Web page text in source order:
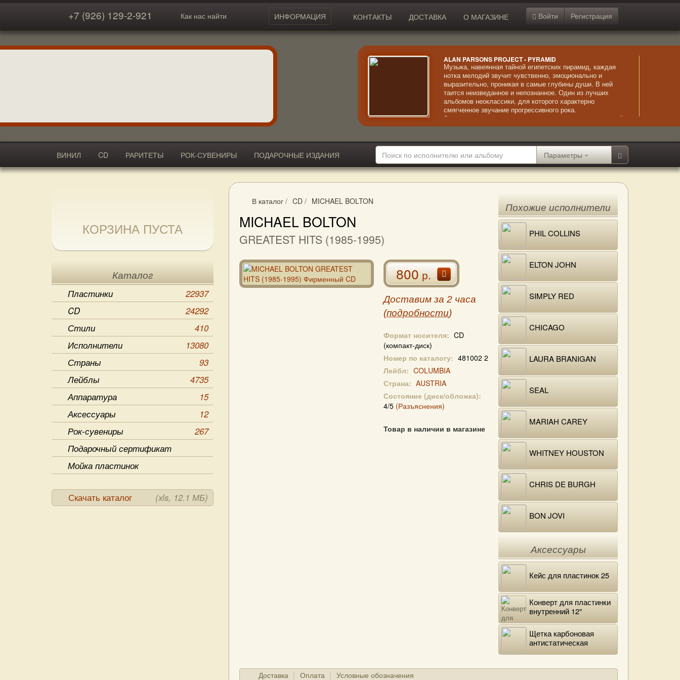
+7 (926) 129-2-921 Как нас найти ИНФОРМАЦИЯ КОНТАКТЫ ДОСТАВКА О МАГАЗИНЕ Войти Регистрация
ALAN PARSONS PROJECT - PYRAMID
Музыка, навеянная тайной египетских пирамид, каждая
нотка мелодий звучит чувственно, эмоционально и
выразительно, проникая в самые глубины души. В ней
таится неизведанное и непознанное. Один из лучших
альбомов неоклассики, для которого характерно
смягченное звучание прогрессивного рока.
Экстраординарное исполнение сочетается с невыразимой
красотой композиций и безупречно звучащим вокалом.
ВИНИЛ CD РАРИТЕТЫ РОК-СУВЕНИРЫ
ПОДАРОЧНЫЕ ИЗДАНИЯ
АКСЕССУАРЫ
Параметры
КОРЗИНА ПУСТА
Каталог
Пластинки
22937
CD
24292
Стили
410
Исполнители
13080
Страны
93
Лейблы
4735
Аппаратура
15
Аксессуары
12
Рок-сувениры
267
Подарочный сертификат
Мойка пластинок
Скачать каталог (xls, 12.1 МБ)
В каталог / CD / MICHAEL BOLTON
MICHAEL BOLTON
GREATEST HITS (1985-1995)
800р.
Доставим за 2 часа
(подробности)
Формат носителя: CD
(компакт-диск)
Номер по каталогу: 481002 2
Лейбл: COLUMBIA
Страна: AUSTRIA
Состояние (диск/обложка):
4/5 (Разъяснения)
Товар в наличии в магазине
Похожие исполнители
PHIL COLLINS
ELTON JOHN
SIMPLY RED
CHICAGO
LAURA BRANIGAN
SEAL
MARIAH CAREY
WHITNEY HOUSTON
CHRIS DE BURGH
BON JOVI
Аксессуары
Кейс для пластинок 25
Конверт для пластинки
внутренний 12"
Щетка карбоновая
антистатическая
Доставка Оплата Условные обозначения